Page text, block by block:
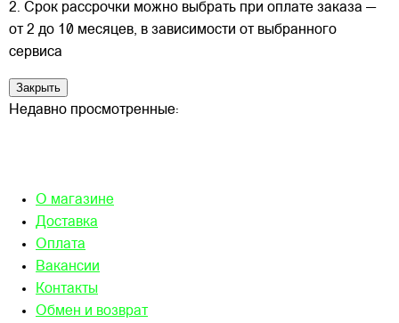
2. Срок рассрочки можно выбрать при оплате заказа —
от 2 до 10 месяцев, в зависимости от выбранного
сервиса
Закрыть
Недавно просмотренные:
О магазине
Доставка
Оплата
Вакансии
Контакты
Обмен и возврат